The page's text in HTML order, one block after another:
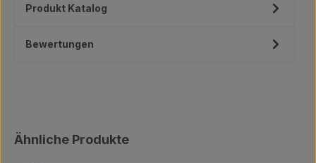
Produkt Katalog
Bewertungen
Produktgalerie überspringen
Ähnliche Produkte